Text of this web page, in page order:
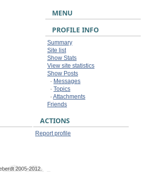
MENU
PROFILE INFO
Summary
Site list
Show Stats
View site statistics
Show Posts
· Messages
· Topics
· Attachments
Friends
ACTIONS
Report profile
2005-2012.